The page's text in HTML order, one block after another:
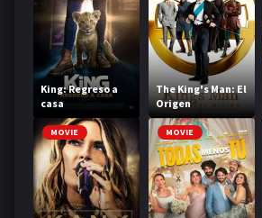
King: Regreso a
casa
The King's Man: El
Origen
MOVIE MOVIE